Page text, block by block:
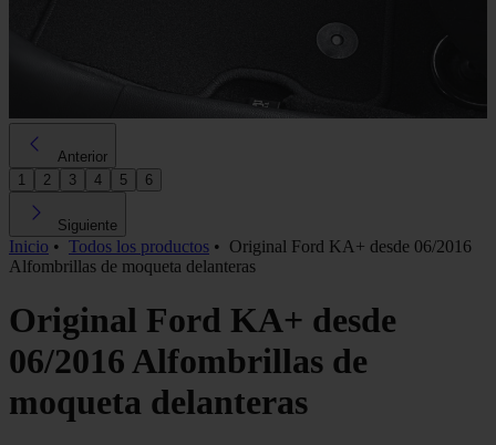
Anterior
1
2 3 4 5 6
Siguiente
Inicio • Todos los productos • Original Ford KA+ desde 06/2016
Alfombrillas de moqueta delanteras
Original Ford KA+ desde
06/2016 Alfombrillas de
moqueta delanteras